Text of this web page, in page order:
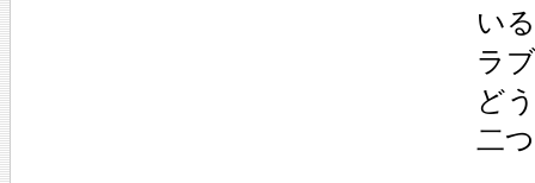
い
ラ
ど
二